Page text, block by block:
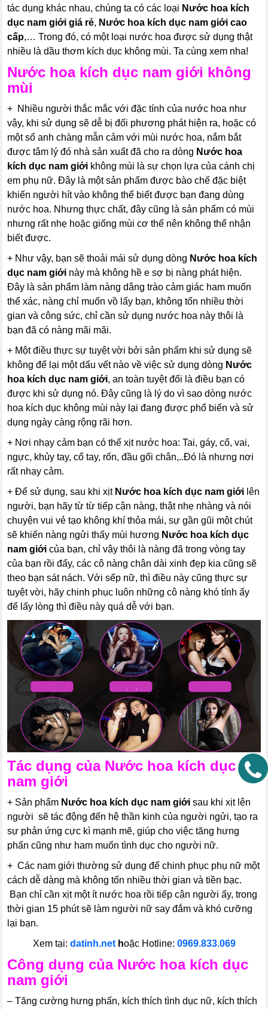
tác dụng khác nhau, chúng ta có các loại Nước hoa kích
dục nam giới giá rẻ, Nước hoa kích dục nam giới cao
cấp,… Trong đó, có một loại nước hoa được sử dụng thật
nhiều là dầu thơm kích dục không mùi. Ta cùng xem nha!
Nước hoa kích dục nam giới không
mùi
+ Nhiều người thắc mắc với đặc tính của nước hoa như
vậy, khi sử dụng sẽ dễ bị đối phương phát hiện ra, hoặc có
một số anh chàng mẫn cảm với mùi nước hoa, nắm bắt
được tâm lý đó nhà sản xuất đã cho ra dòng Nước hoa
kích dục nam giới không mùi là sự chọn lựa của cánh chị
em phụ nữ. Đây là một sản phẩm được bào chế đặc biệt
khiến người hít vào không thể biết được bạn đang dùng
nước hoa. Nhưng thực chất, đây cũng là sản phẩm có mùi
nhưng rất nhẹ hoặc giống mùi cơ thể nên không thể nhận
biết được.
+ Như vậy, bạn sẽ thoải mái sử dụng dòng Nước hoa kích
dục nam giới này mà không hề e sợ bị nàng phát hiện.
Đây là sản phẩm làm nàng dâng trào cảm giác ham muốn
thể xác, nàng chỉ muốn vồ lấy bạn, không tốn nhiều thời
gian và công sức, chỉ cần sử dụng nước hoa này thôi là
bạn đã có nàng mãi mãi.
+ Một điều thực sự tuyệt vời bởi sản phẩm khi sử dụng sẽ
không để lại một dấu vết nào về việc sử dụng dòng Nước
hoa kích dục nam giới, an toàn tuyệt đối là điều bạn có
được khi sử dụng nó. Đây cũng là lý do vì sao dòng nước
hoa kích dục không mùi này lại đang được phổ biến và sử
dụng ngày càng rộng rãi hơn.
+ Nơi nhạy cảm bạn có thể xịt nước hoa: Tai, gáy, cổ, vai,
ngực, khủy tay, cổ tay, rốn, đầu gối chân,..Đó là nhưng nơi
rất nhạy cảm.
+ Để sử dụng, sau khi xịt Nước hoa kích dục nam giới lên
người, bạn hãy từ từ tiếp cận nàng, thật nhẹ nhàng và nói
chuyện vui vẻ tạo không khí thỏa mái, sự gần gũi một chút
sẽ khiến nàng ngửi thấy mùi hương Nước hoa kích dục
nam giới của bạn, chỉ vậy thôi là nàng đã trong vòng tay
của bạn rồi đấy, các cô nàng chân dài xinh đẹp kia cũng sẽ
theo bạn sát nách. Với sếp nữ, thì điều này cũng thực sự
tuyệt vời, hãy chinh phục luôn những cô nàng khó tính ấy
để lấy lòng thì điều này quá dễ với bạn.
Tác dụng của Nước hoa kích dục
nam giới
+ Sản phẩm Nước hoa kích dục nam giới sau khi xịt lên
người sẽ tác động đến hệ thần kinh của người ngửi, tạo ra
sự phản ứng cực kì mạnh mẽ, giúp cho việc tăng hưng
phấn cũng như ham muốn tình dục cho người nữ.
+ Các nam giới thường sử dụng để chinh phục phụ nữ một
cách dễ dàng mà không tốn nhiều thời gian và tiền bạc.
Bạn chỉ cần xịt một ít nước hoa rồi tiếp cận người ấy, trong
thời gian 15 phút sẽ làm người nữ say đắm và khó cưỡng
lại bạn.
Xem tại: datinh.nethoặc Hotline: 0969.833.069
Công dụng của Nước hoa kích dục
nam giới
– Tăng cường hưng phấn, kích thích tình dục nữ, kích thích